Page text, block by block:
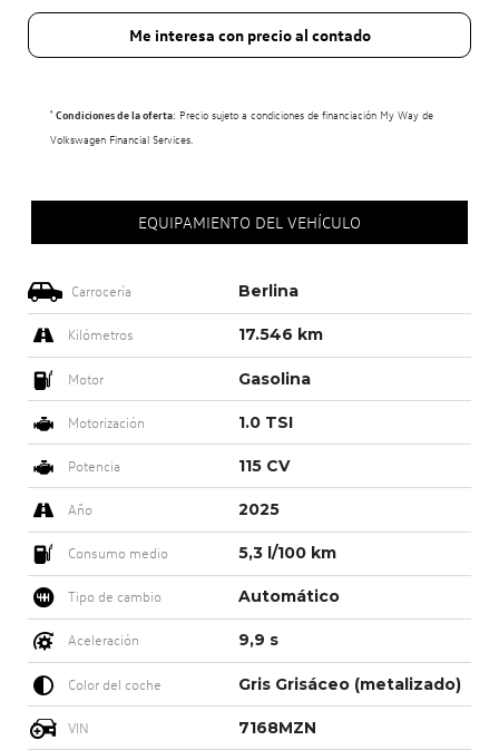
Me interesa con precio al contado
¹ Condiciones de la oferta: Precio sujeto a condiciones de financiación My Way de
Volkswagen Financial Services.
EQUIPAMIENTO DEL VEHÍCULO
Carrocería Berlina
Kilómetros 17.546 km
Motor Gasolina
Motorización 1.0 TSI
Potencia 115 CV
Año 2025
Consumo medio 5,3 l/100 km
Tipo de cambio Automático
Aceleración 9,9 s
Color del coche Gris Grisáceo (metalizado)
VIN 7168MZN